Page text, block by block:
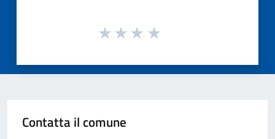
Contatta il comune